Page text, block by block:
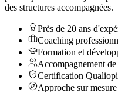
des structures accompagnées.
Près de 20 ans
Coaching
Formation et
Accompagnement
Certification Qualiopi
Approche sur mesure